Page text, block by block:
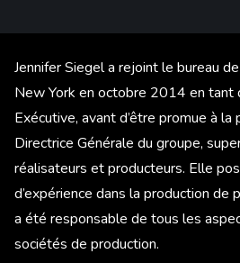
Jennifer Siegel a rejoint le bureau
New York en octobre 2014 en tant
Exécutive, avant d’être promue à
Directrice Générale du groupe,
réalisateurs et producteurs. Elle
d’expérience dans la production
a été responsable de tous les
sociétés de production.